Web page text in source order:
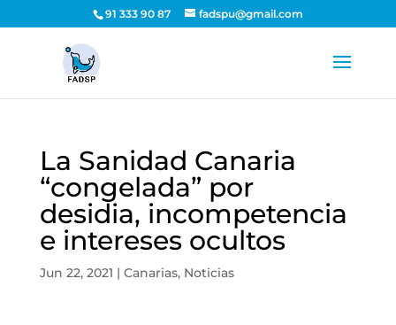
91 333 90 87 fadspu@gmail.com
La Sanidad Canaria
“congelada” por
desidia, incompetencia
e intereses ocultos
Jun 22, 2021 | Canarias, Noticias